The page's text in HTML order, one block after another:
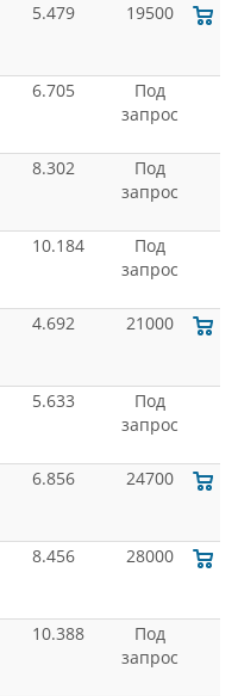
5.479 19500
6.705
Под
запрос
8.302
Под
запрос
10.184
Под
запрос
4.692 21000
5.633
Под
запрос
6.856 24700
8.456 28000
10.388
Под
запрос